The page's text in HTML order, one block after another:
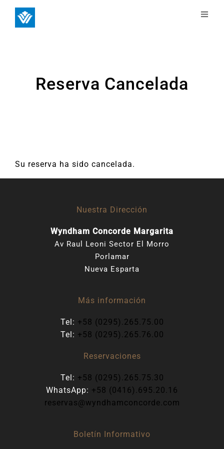
Reserva Cancelada
Su reserva ha sido cancelada.
Nuestra Dirección
Wyndham Concorde Margarita
Av Raul Leoni Sector El Morro
Porlamar
Nueva Esparta
Más información
Tel: +58 (0295).265.75.00
Tel: +58 (0295).265.76.00
Reservaciones
Tel: +58 (0295).265.75.30
WhatsApp: +58 (0416).695.20.16
reservas@wyndhamconcorde.com
Boletín Informativo